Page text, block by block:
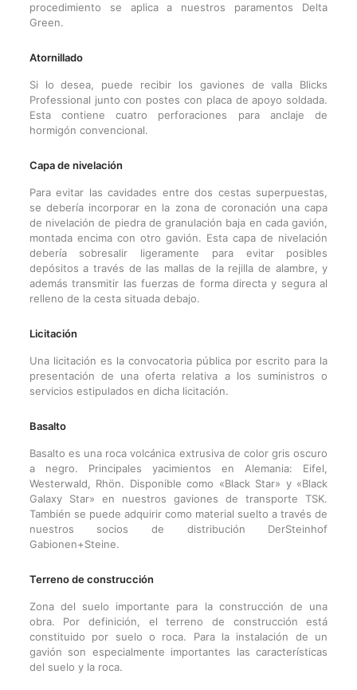
procedimiento se aplica a nuestros paramentos Delta
Green.
Atornillado
Si lo desea, puede recibir los gaviones de valla Blicks
Professional junto con postes con placa de apoyo soldada.
Esta contiene cuatro perforaciones para anclaje de
hormigón convencional.
Capa de nivelación
Para evitar las cavidades entre dos cestas superpuestas,
se debería incorporar en la zona de coronación una capa
de nivelación de piedra de granulación baja en cada gavión,
montada encima con otro gavión. Esta capa de nivelación
debería sobresalir ligeramente para evitar posibles
depósitos a través de las mallas de la rejilla de alambre, y
además transmitir las fuerzas de forma directa y segura al
relleno de la cesta situada debajo.
Licitación
Una licitación es la convocatoria pública por escrito para la
presentación de una oferta relativa a los suministros o
servicios estipulados en dicha licitación.
Basalto
Basalto es una roca volcánica extrusiva de color gris oscuro
a negro. Principales yacimientos en Alemania: Eifel,
Westerwald, Rhön. Disponible como «Black Star» y «Black
Galaxy Star» en nuestros gaviones de transporte TSK.
También se puede adquirir como material suelto a través de
nuestros socios de distribución DerSteinhof
Gabionen+Steine.
Terreno de construcción
Zona del suelo importante para la construcción de una
obra. Por definición, el terreno de construcción está
constituido por suelo o roca. Para la instalación de un
gavión son especialmente importantes las características
del suelo y la roca.